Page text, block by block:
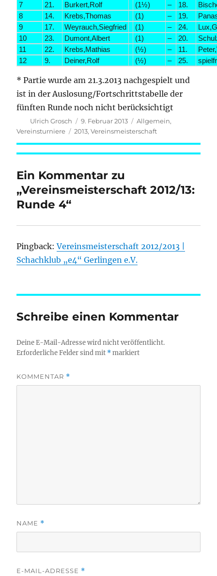
7
21. Burkert,Rolf (1½) – 18.
8
14. Krebs,Thomas (1) – 19.
9
17. Weyrauch,Siegfried (1) – 24.
10
23. Dumont,Albert (1) – 20.
11
22. Krebs,Mathias (½) – 11.
12
9. Deiner,Rolf (½) – 25.
* Partie wurde am 21.3.2013 nachgespielt und
ist in der Auslosung/Fortschrittstabelle der
fünften Runde noch nicht berücksichtigt
Autor
Ulrich Grosch
Veröffentlicht
am
9. Februar 2013 Kategorien
Allgemein,
Vereinsturniere
Schlagwörter
2013,Vereinsmeisterschaft
Ein Kommentar zu
„Vereinsmeisterschaft 2012/13:
Runde 4“
Pingback:Vereinsmeisterschaft 2012/2013 |
Schachklub „e4“ Gerlingen e.V.
Schreibe einen Kommentar
Deine E-Mail-Adresse wird nicht veröffentlicht.
Erforderliche Felder sind mit *markiert
KOMMENTAR *
NAME *
E-MAIL-ADRESSE *